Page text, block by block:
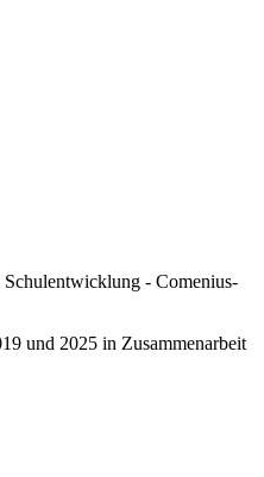
- Comenius-
und 2025 in Zusammenarbeit